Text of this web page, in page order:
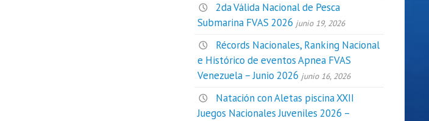
2da Válida Nacional de Pesca
Submarina FVAS 2026 junio 19, 2026
Récords Nacionales, Ranking Nacional
e Histórico de eventos Apnea FVAS
Venezuela – Junio 2026 junio 16, 2026
Natación con Aletas piscina XXII
Juegos Nacionales Juveniles 2026 –